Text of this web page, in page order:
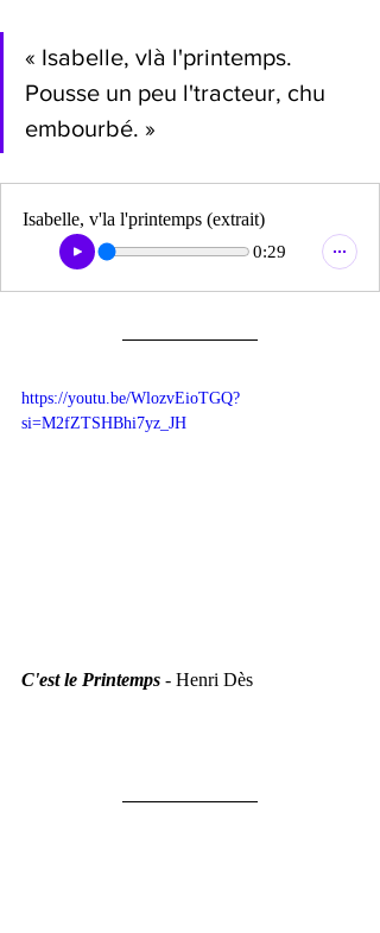
« Isabelle, vlà l'printemps.
Pousse un peu l'tracteur, chu
embourbé. »
Isabelle, v'la l'printemps (extrait)
0:29
https://youtu.be/WlozvEioTGQ?
si=M2fZTSHBhi7yz_JH
C'est le Printemps - Henri Dès